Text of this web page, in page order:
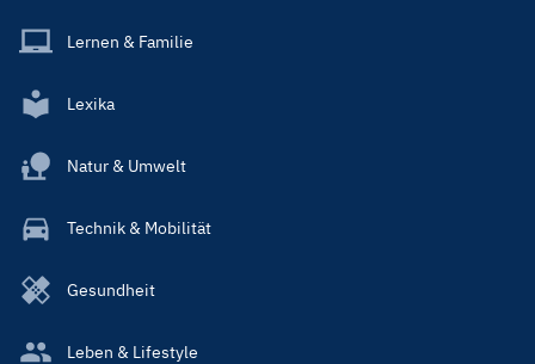
Lernen & Familie
Lexika
Natur & Umwelt
Technik & Mobilität
Gesundheit
Leben & Lifestyle